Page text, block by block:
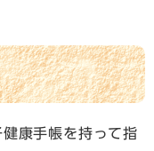
康手帳を持って指